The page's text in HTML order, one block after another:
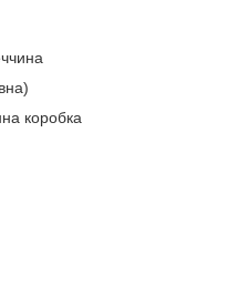
коробка